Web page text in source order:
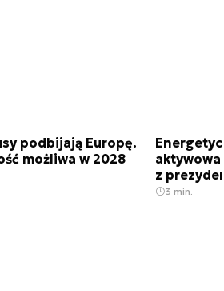
podbijają Europę.
możliwa w 2028
z
3 min.